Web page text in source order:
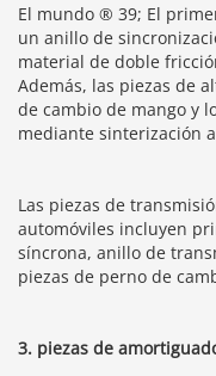
El mundo ® 39; El
un anillo de
material de doble
Además, las piezas de
de cambio de mango y
mediante sinterización
Las piezas de
automóviles incluyen
síncrona, anillo de
piezas de perno de
3. piezas de